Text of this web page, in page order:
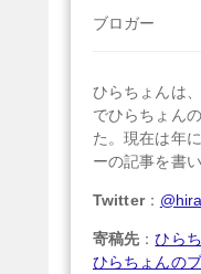
ブロガー
ひらちょんは
でひらちょん
た。現在は年
ーの記事を書い
Twitter：
寄稿先 ：ひら
ひらちょんの